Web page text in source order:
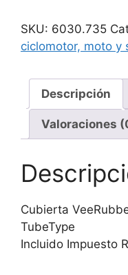
1/2x17
43J
TT
cantidad
SKU: 6030.735
ciclomotor, moto y
Descripción
Valoraciones
Cubierta
TubeType
Incluido Impuesto